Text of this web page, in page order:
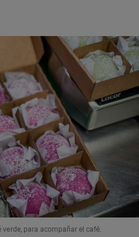
verde, para acompañar el café.